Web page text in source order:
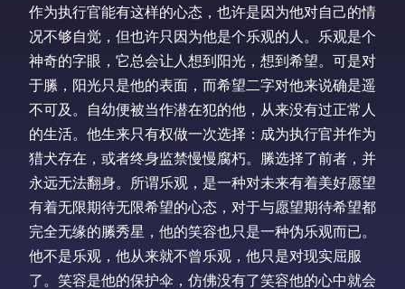
作为执行官能有这样的心态，也许是因为他对自己的情
况不够自觉，但也许只因为他是个乐观的人。乐观是个
神奇的字眼，它总会让人想到阳光，想到希望。可是对
于縢，阳光只是他的表面，而希望二字对他来说确是遥
不可及。自幼便被当作潜在犯的他，从来没有过正常人
的生活。他生来只有权做一次选择：成为执行官并作为
猎犬存在，或者终身监禁慢慢腐朽。縢选择了前者，并
永远无法翻身。所谓乐观，是一种对未来有着美好愿望
有着无限期待无限希望的心态，对于与愿望期待希望都
完全无缘的縢秀星，他的笑容也只是一种伪乐观而已。
他不是乐观，他从来就不曾乐观，他只是对现实屈服
了。笑容是他的保护伞，仿佛没有了笑容他的心中就会